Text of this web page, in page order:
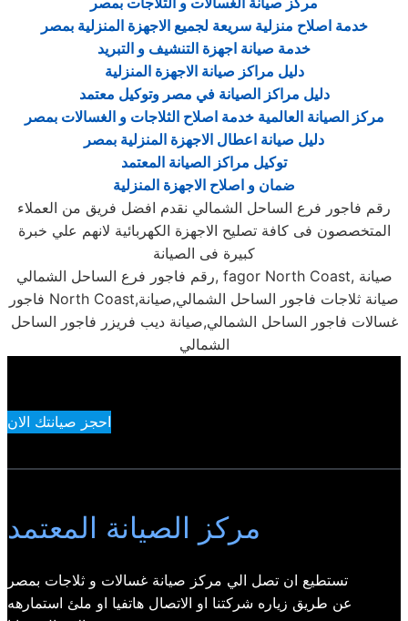
خدمة اصلاح منزلية سريعة لجميع الاجهزة المنزلية بمصر
خدمة صيانة اجهزة التنشيف و التبريد
دليل مراكز صيانة الاجهزة المنزلية
دليل مراكز الصيانة في مصر وتوكيل معتمد
مركز الصيانة العالمية خدمة اصلاح الثلاجات و الغسالات بمصر
دليل صيانة اعطال الاجهزة المنزلية بمصر
توكيل مراكز الصيانة المعتمد
ضمان و اصلاح الاجهزة المنزلية
رقم فاجور فرع الساحل الشمالي نقدم افضل فريق من العملاء
المتخصصون فى كافة تصليح الاجهزة الكهربائية لانهم علي خبرة
كبيرة فى الصيانة
رقم فاجور فرع الساحل الشمالي, fagor North Coast, صيانة
فاجور North Coast,صيانة ثلاجات فاجور الساحل الشمالي,صيانة
غسالات فاجور الساحل الشمالي,صيانة ديب فريزر فاجور الساحل
الشمالي
احجز صيانتك الان
مركز الصيانة المعتمد
تستطيع ان تصل الي مركز صيانة غسالات و ثلاجات بمصر
عن طريق زياره شركتنا او الاتصال هاتفيا او ملئ استمارهه